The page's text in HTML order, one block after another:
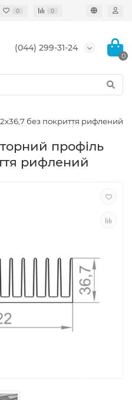
0 0
(044) 299-31-24
0
без покриття рифлений
профіль
рифлений